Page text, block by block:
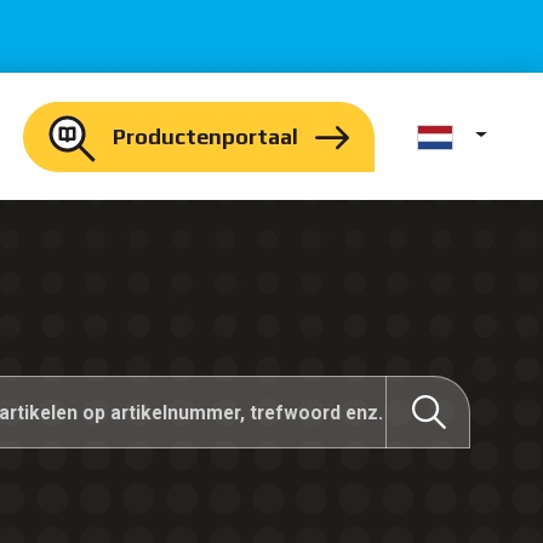
Productenportaal